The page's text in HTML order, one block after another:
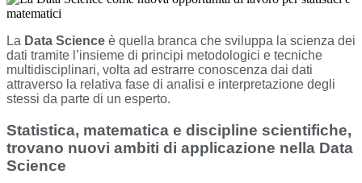
La Data Science è quella branca che sviluppa la scienza dei
dati tramite l’insieme di principi metodologici e tecniche
multidisciplinari, volta ad estrarre conoscenza dai dati
attraverso la relativa fase di analisi e interpretazione degli
stessi da parte di un esperto.
Statistica, matematica e discipline scientifiche,
trovano nuovi ambiti di applicazione nella Data
Science